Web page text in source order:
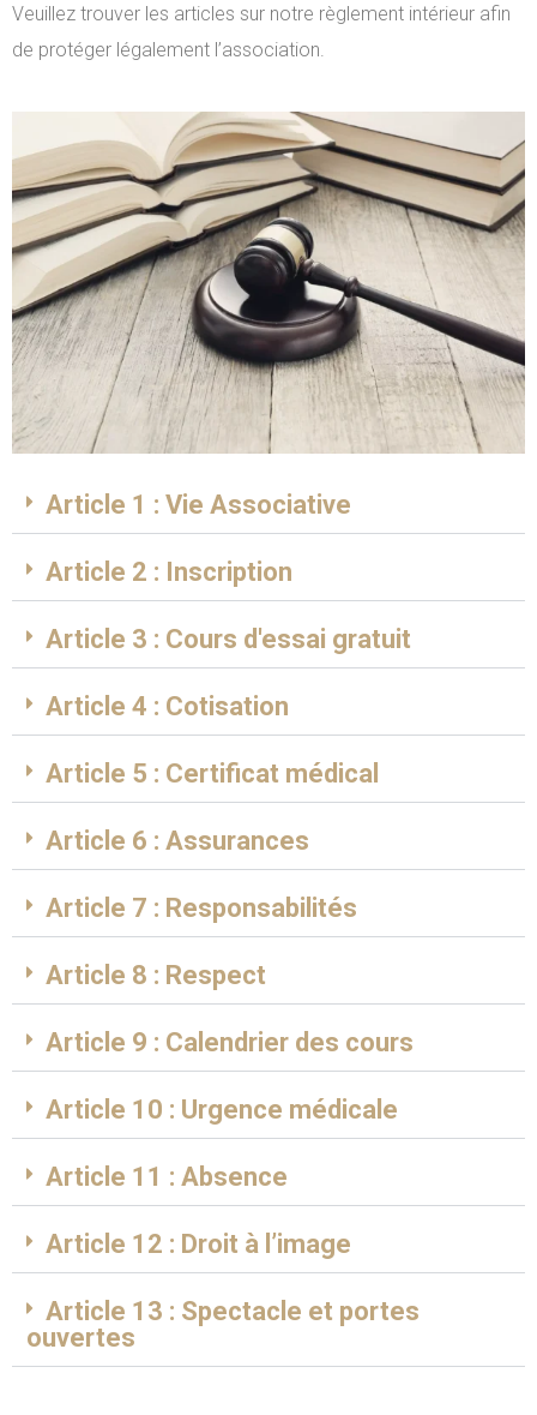
Veuillez trouver les articles sur notre règlement intérieur afin
de protéger légalement l’association.
Article 1 : Vie Associative
Article 2 : Inscription
Article 3 : Cours d'essai gratuit
Article 4 : Cotisation
Article 5 : Certificat médical
Article 6 : Assurances
Article 7 : Responsabilités
Article 8 : Respect
Article 9 : Calendrier des cours
Article 10 : Urgence médicale
Article 11 : Absence
Article 12 : Droit à l’image
Article 13 : Spectacle et portes
ouvertes